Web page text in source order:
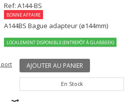
Ref: A144-BS
BONNE AFFAIRE
A144BS Bague adapteur (ø144mm)
LOCALEMENT DISPONIBLE (ENTREPÔT À GLABBEEK)
port AJOUTER AU PANIER
En Stock